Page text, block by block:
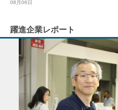
08月06日
躍進企業レポート